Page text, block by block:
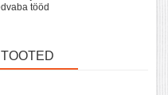
tööd